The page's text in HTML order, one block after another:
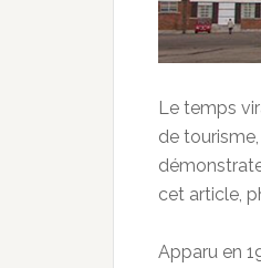
Le temps
de
cet article,
Apparu en